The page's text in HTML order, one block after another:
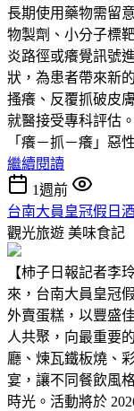
長期使用藥物需留
物製劑、小分子標
炎路徑或癢覺訊號
狀，為患者帶來新
搔癢、反覆抓破皮
就醫接受專科評估
「癢－抓－癢」惡
繼續閱讀
1週前
台南大員皇冠假日
觀光旅遊 美味食記
【柿子日報記者李
來，台南大員皇冠
外賣蛋糕，以豐盛
人共聚，向最重要
廳、煉瓦鐵板燒、
宴，讓不同餐飲風
時光。活動將於